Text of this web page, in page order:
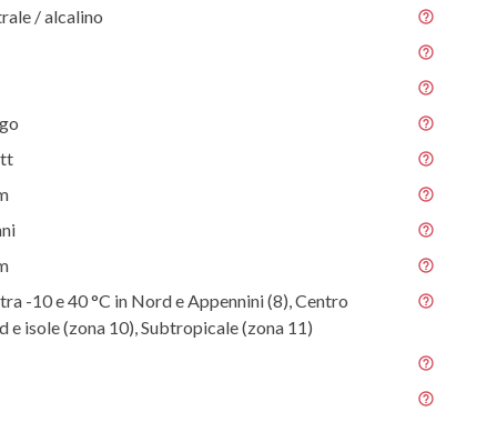
/ alcalino
-10 e 40 °C in Nord e Appennini (8), Centro
e isole (zona 10), Subtropicale (zona 11)